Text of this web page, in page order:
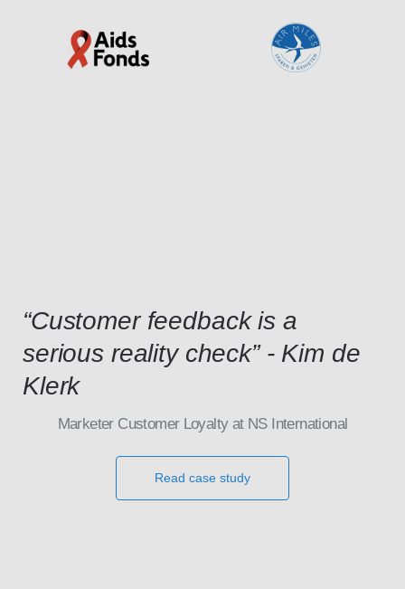
“Customer feedback is a
serious reality check” - Kim de
Klerk
Marketer Customer Loyalty at NS International
Read case study